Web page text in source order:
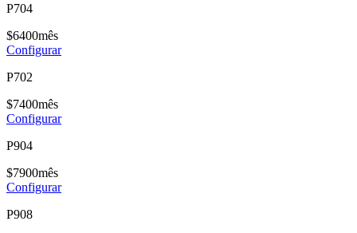
P704
$6400mês
Configurar
P702
$7400mês
Configurar
P904
$7900mês
Configurar
P908